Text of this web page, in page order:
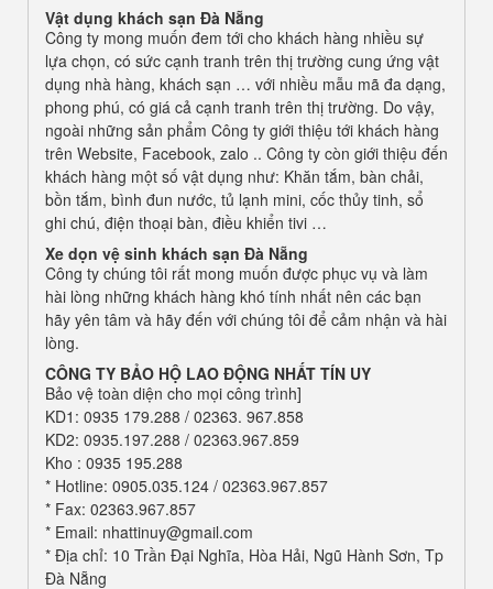
Vật dụng khách sạn Đà Nẵng
Công ty mong muốn đem tới cho khách hàng nhiều sự
lựa chọn, có sức cạnh tranh trên thị trường cung ứng vật
dụng nhà hàng, khách sạn … với nhiều mẫu mã đa dạng,
phong phú, có giá cả cạnh tranh trên thị trường. Do vậy,
ngoài những sản phẩm Công ty giới thiệu tới khách hàng
trên Website, Facebook, zalo .. Công ty còn giới thiệu đến
khách hàng một số vật dụng như: Khăn tắm, bàn chải,
bồn tắm, bình đun nước, tủ lạnh mini, cốc thủy tinh, sổ
ghi chú, điện thoại bàn, điều khiển tivi …
Xe dọn vệ sinh khách sạn Đà Nẵng
Công ty chúng tôi rất mong muốn được phục vụ và làm
hài lòng những khách hàng khó tính nhất nên các bạn
hãy yên tâm và hãy đến với chúng tôi để cảm nhận và hài
lòng.
CÔNG TY BẢO HỘ LAO ĐỘNG NHẤT TÍN UY
Bảo vệ toàn diện cho mọi công trình]
KD1: 0935 179.288 / 02363. 967.858
KD2: 0935.197.288 / 02363.967.859
Kho : 0935 195.288
* Hotline: 0905.035.124 / 02363.967.857
* Fax: 02363.967.857
* Email: nhattinuy@gmail.com
* Địa chỉ: 10 Trần Đại Nghĩa, Hòa Hải, Ngũ Hành Sơn, Tp
Đà Nẵng